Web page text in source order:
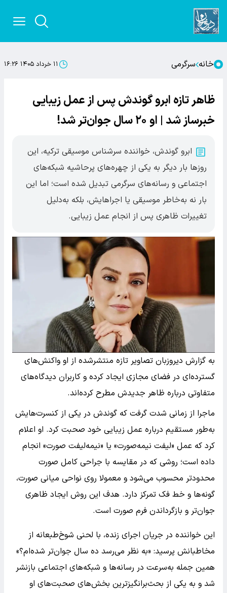
خانه سرگرمی ۱۱ خرداد ۱۴۰۵ ۱۶:۲۶
ظاهر تازه ابرو گوندش پس از عمل زیبایی
خبرساز شد | او ۲۰ سال جوان‌تر شد!
ابرو گوندش، خواننده سرشناس موسیقی ترکیه، این
روزها بار دیگر به یکی از چهره‌های پرحاشیه شبکه‌های
اجتماعی و رسانه‌های سرگرمی تبدیل شده است؛ اما این
بار نه به‌خاطر موسیقی یا اجراهایش، بلکه به‌دلیل
تغییرات ظاهری پس از انجام عمل زیبایی.
به گزارش دیروزبان تصاویر تازه منتشرشده از او واکنش‌های
گسترده‌ای در فضای مجازی ایجاد کرده و کاربران دیدگاه‌های
متفاوتی درباره ظاهر جدیدش مطرح کرده‌اند.
ماجرا از زمانی شدت گرفت که گوندش در یکی از کنسرت‌هایش
به‌طور مستقیم درباره عمل زیبایی خود صحبت کرد. او اعلام
کرد که عمل «لیفت نیمه‌صورت» یا «نیمه‌لیفت صورت» انجام
داده است؛ روشی که در مقایسه با جراحی کامل صورت
محدودتر محسوب می‌شود و معمولا روی نواحی میانی صورت،
گونه‌ها و خط فک تمرکز دارد. هدف این روش ایجاد ظاهری
جوان‌تر و بازگرداندن فرم صورت است.
این خواننده در جریان اجرای زنده، با لحنی شوخ‌طبعانه از
مخاطبانش پرسید: «به نظر می‌رسد ده سال جوان‌تر شده‌ام؟»
همین جمله به‌سرعت در رسانه‌ها و شبکه‌های اجتماعی بازنشر
شد و به یکی از بحث‌برانگیزترین بخش‌های صحبت‌های او